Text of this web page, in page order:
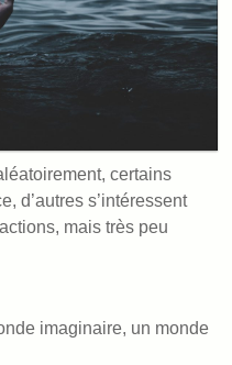
certains
d’autres s’intéressent
mais très peu
imaginaire, un monde